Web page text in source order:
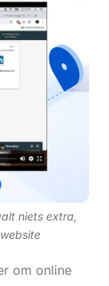
niets extra,
om online